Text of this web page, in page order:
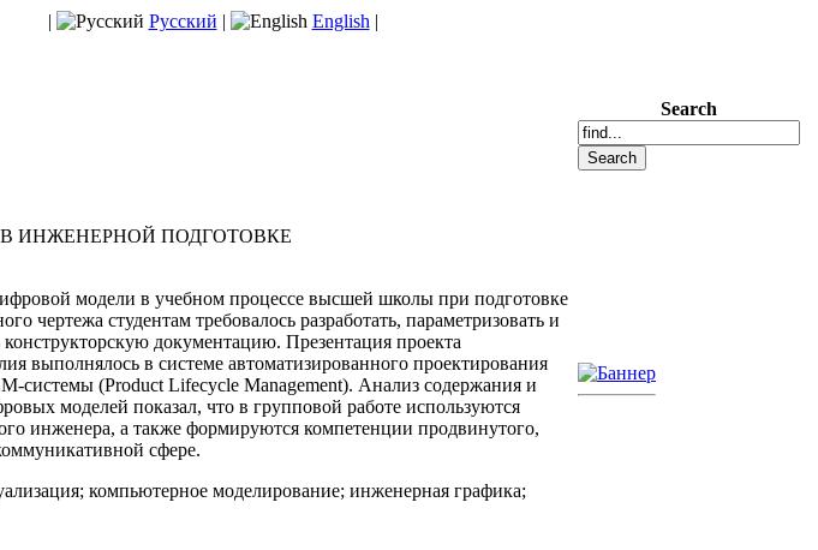
| Русский | English |
ИНЖЕНЕРНОЙ ПОДГОТОВКЕ
модели в учебном процессе высшей школы при подготовке
чертежа студентам требовалось разработать, параметризовать и
документацию. Презентация проекта
выполнялось в системе автоматизированного проектирования
(Product Lifecycle Management). Анализ содержания и
моделей показал, что в групповой работе используются
инженера, а также формируются компетенции продвинутого,
сфере.
компьютерное моделирование; инженерная графика;
Search